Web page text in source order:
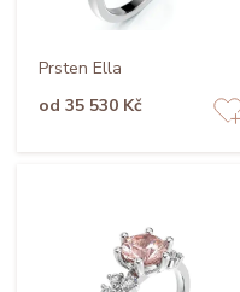
Prsten Ella
od 35 530 Kč